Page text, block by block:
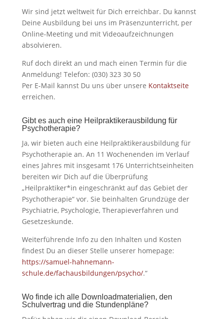
Wir sind jetzt weltweit für Dich erreichbar. Du kannst
Deine Ausbildung bei uns im Präsenzunterricht, per
Online-Meeting und mit Videoaufzeichnungen
absolvieren.
Ruf doch direkt an und mach einen Termin für die
Anmeldung! Telefon: (030) 323 30 50
Per E-Mail kannst Du uns über unsere Kontaktseite
erreichen.
Gibt es auch eine Heilpraktikerausbildung für
Psychotherapie?
Ja, wir bieten auch eine Heilpraktikerausbildung für
Psychotherapie an. An 11 Wochenenden im Verlauf
eines Jahres mit insgesamt 176 Unterrichtseinheiten
bereiten wir Dich auf die Überprüfung
„Heilpraktiker*in eingeschränkt auf das Gebiet der
Psychotherapie“ vor. Sie beinhalten Grundzüge der
Psychiatrie, Psychologie, Therapieverfahren und
Gesetzeskunde.
Weiterführende Info zu den Inhalten und Kosten
findest Du an dieser Stelle unserer homepage:
https://samuel-hahnemann-
schule.de/fachausbildungen/psycho/.“
Wo finde ich alle Downloadmaterialien, den
Schulvertrag und die Stundenpläne?